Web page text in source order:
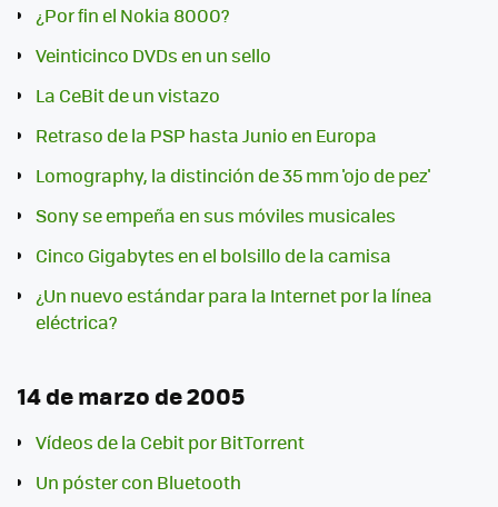
¿Por fin el Nokia 8000?
Veinticinco DVDs en un sello
La CeBit de un vistazo
Retraso de la PSP hasta Junio en Europa
Lomography, la distinción de 35 mm 'ojo de pez'
Sony se empeña en sus móviles musicales
Cinco Gigabytes en el bolsillo de la camisa
¿Un nuevo estándar para la Internet por la línea
eléctrica?
14 de marzo de 2005
Vídeos de la Cebit por BitTorrent
Un póster con Bluetooth